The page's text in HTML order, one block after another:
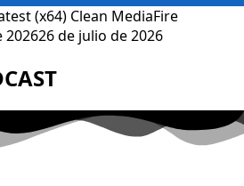
(x64) Clean MediaFire
202626 de julio de 2026